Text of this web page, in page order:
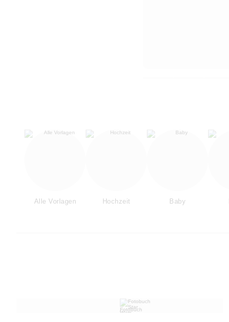
Alle Vorlagen Hochzeit Baby